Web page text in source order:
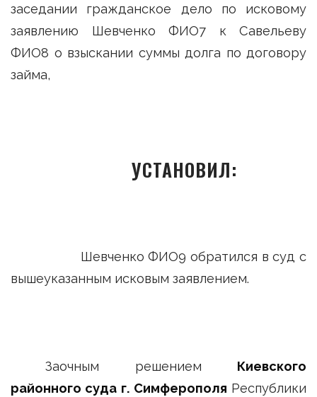
заседании гражданское дело по исковому
заявлению Шевченко ФИО7 к Савельеву
ФИО8 о взыскании суммы долга по договору
займа,
УСТАНОВИЛ:
Шевченко ФИО9 обратился в суд с
вышеуказанным исковым заявлением.
Заочным решением Киевского
районного суда г. Симферополя Республики